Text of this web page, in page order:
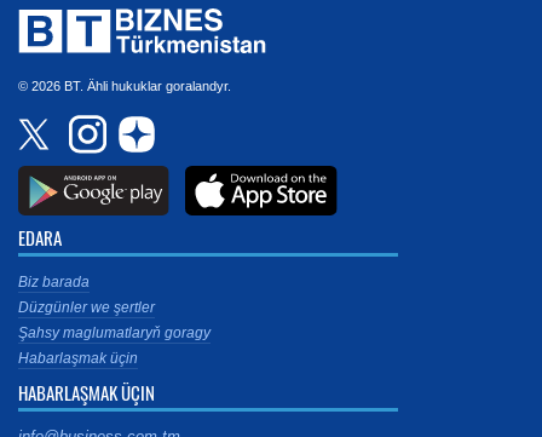
© 2026 BT. Ähli hukuklar goralandyr.
EDARA
Biz barada
Düzgünler we şertler
Şahsy maglumatlaryň goragy
Habarlaşmak üçin
HABARLAŞMAK ÜÇIN